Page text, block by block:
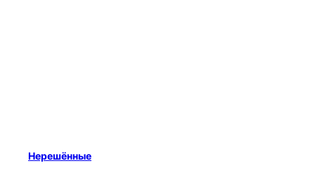
Нерешённые